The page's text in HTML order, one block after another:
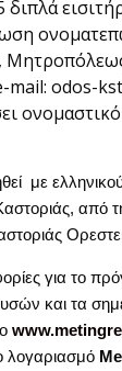
mail: odos-
με
από
για το
και τα
λογαριασμό